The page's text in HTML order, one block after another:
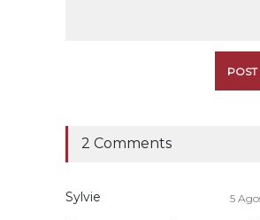
2 Comments
Sylvie 5